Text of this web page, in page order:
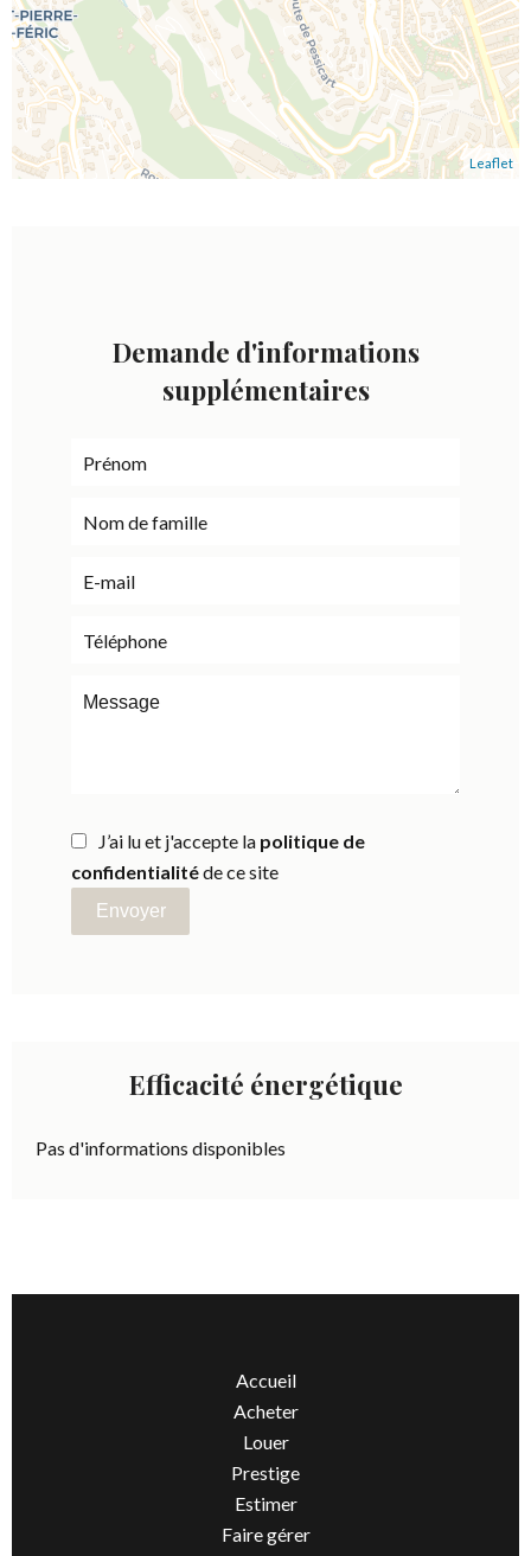
Leaflet
Demande d'informations
supplémentaires
J’ai lu et j'accepte la politique de
confidentialitéde ce site
Envoyer
Efficacité énergétique
Pas d'informations disponibles
Accueil
Acheter
Louer
Prestige
Estimer
Faire gérer